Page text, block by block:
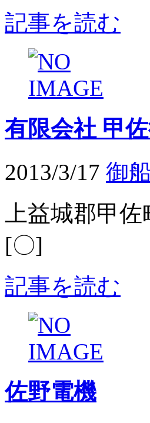
記事を読む
有限会社 甲
2013/3/17 御
上益城郡甲
[〇]
記事を読む
佐野電機